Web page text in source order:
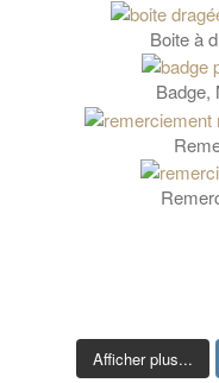
Boite à
Badge,
Afficher plus...